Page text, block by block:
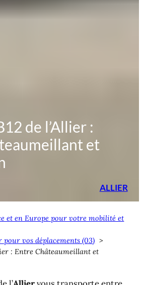
de l’Allier :
et
ALLIER
et en Europe pour votre mobilité et
pour vos déplacements (03)
: Entre Châteaumeillant et